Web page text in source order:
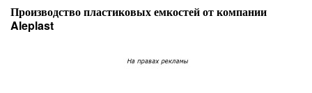
Производство пластиковых емкостей от компании
Aleplast